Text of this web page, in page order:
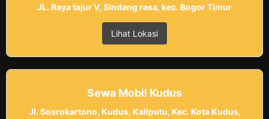
JL. Raya tajur V, Sindang rasa, kec. Bogor Timur
Lihat Lokasi
Sewa Mobil Kudus
Jl. Sosrokartono, Kudus, Kaliputu, Kec. Kota Kudus,